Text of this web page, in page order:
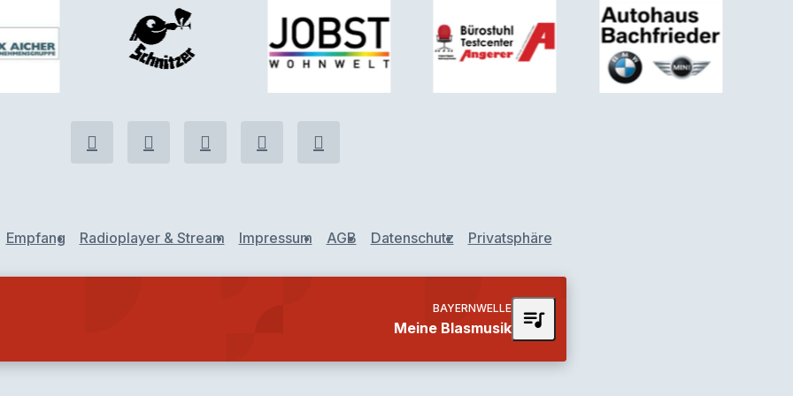
Empfang Radioplayer & Stream Impressum AGB Datenschutz Privatsphäre
Meine Blasmusik
BAYERNWELLE queue_music